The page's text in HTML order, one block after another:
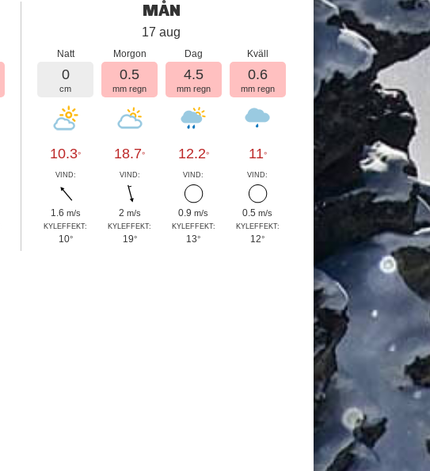
MÅN
17 aug
Natt
0
cm
10.3°
VIND:
1.6 m/s
KYLEFFEKT:
10°
Morgon
0.5
mm regn
18.7°
VIND:
2 m/s
KYLEFFEKT:
19°
Dag
4.5
mm regn
12.2°
VIND:
0.9m/s
KYLEFFEKT:
13°
Kväll
0.6
mm regn
11°
VIND:
0.5m/s
KYLEFFEKT:
12°